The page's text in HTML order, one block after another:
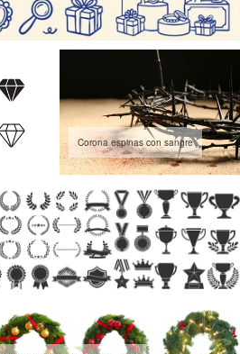
Corona espinas con sangre